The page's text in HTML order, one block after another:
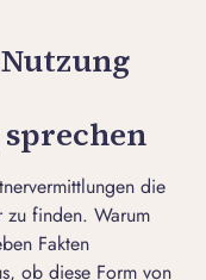
die
zu finden. Warum
Fakten
ob diese Form von